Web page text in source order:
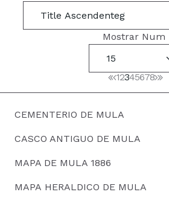
Mostrar Num
12345678
CEMENTERIO DE MULA
CASCO ANTIGUO DE MULA
MAPA DE MULA 1886
MAPA HERALDICO DE MULA